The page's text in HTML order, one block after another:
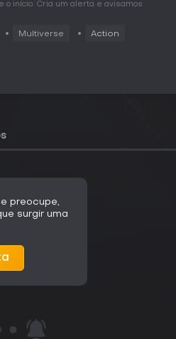
o início. Cria um alerta e avisamos
Multiverse Action
preocupe,
surgir uma